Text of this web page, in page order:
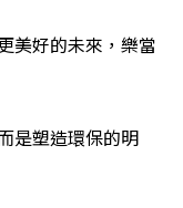
美好的未來，樂當
是塑造環保的明